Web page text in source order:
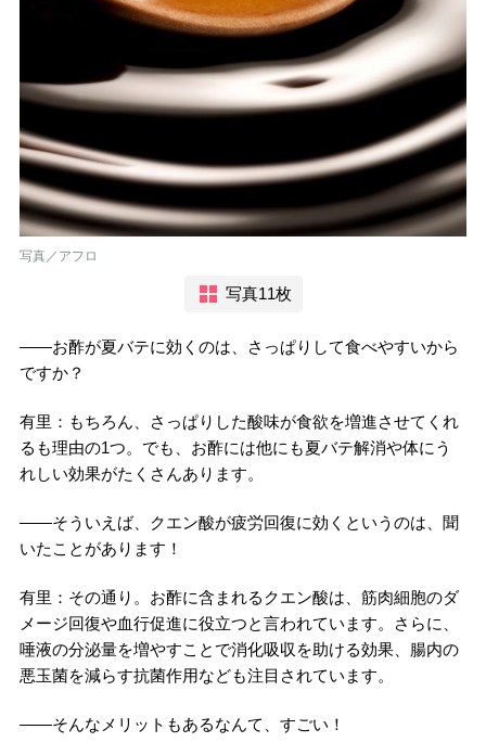
写真／アフロ
写真11枚
――お酢が夏バテに効くのは、さっぱりして食べやすいから
ですか？
有里：もちろん、さっぱりした酸味が食欲を増進させてくれ
るも理由の1つ。でも、お酢には他にも夏バテ解消や体にう
れしい効果がたくさんあります。
――そういえば、クエン酸が疲労回復に効くというのは、聞
いたことがあります！
有里：その通り。お酢に含まれるクエン酸は、筋肉細胞のダ
メージ回復や血行促進に役立つと言われています。さらに、
唾液の分泌量を増やすことで消化吸収を助ける効果、腸内の
悪玉菌を減らす抗菌作用なども注目されています。
――そんなメリットもあるなんて、すごい！